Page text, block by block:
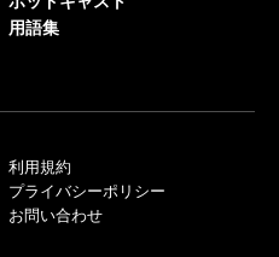
用語集
利用規約
プライバシーポリシー
お問い合わせ